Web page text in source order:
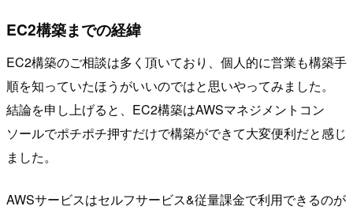
EC2構築までの経緯
EC2構築のご相談は多く頂いており、個人的に営業も構築手
順を知っていたほうがいいのではと思いやってみました。
結論を申し上げると、EC2構築はAWSマネジメントコン
ソールでポチポチ押すだけで構築ができて大変便利だと感じ
ました。
AWSサービスはセルフサービス&従量課金で利用できるのが